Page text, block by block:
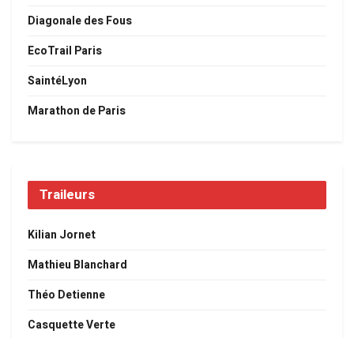
Diagonale des Fous
EcoTrail Paris
SaintéLyon
Marathon de Paris
Traileurs
Kilian Jornet
Mathieu Blanchard
Théo Detienne
Casquette Verte